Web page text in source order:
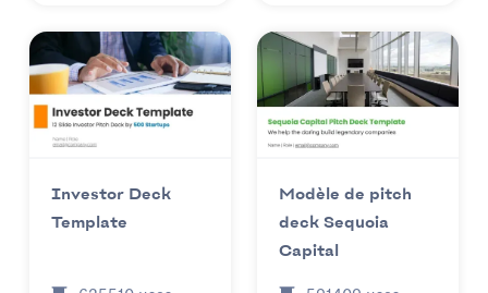
Investor Deck
Template
Modèle de pitch
deck Sequoia
Capital